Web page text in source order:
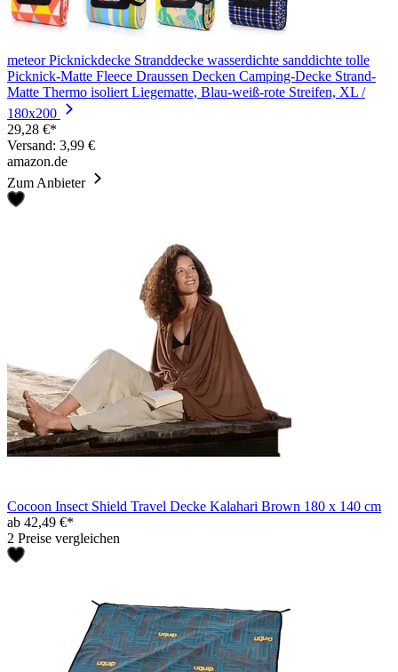
meteor Picknickdecke Stranddecke wasserdichte sanddichte tolle
Picknick-Matte Fleece Draussen Decken Camping-Decke Strand-
Matte Thermo isoliert Liegematte, Blau-weiß-rote Streifen, XL /
180x200
29,28 €*
Versand: 3,99 €
amazon.de
Zum Anbieter
Cocoon Insect Shield Travel Decke Kalahari Brown 180 x 140 cm
ab 42,49 €*
2 Preise vergleichen